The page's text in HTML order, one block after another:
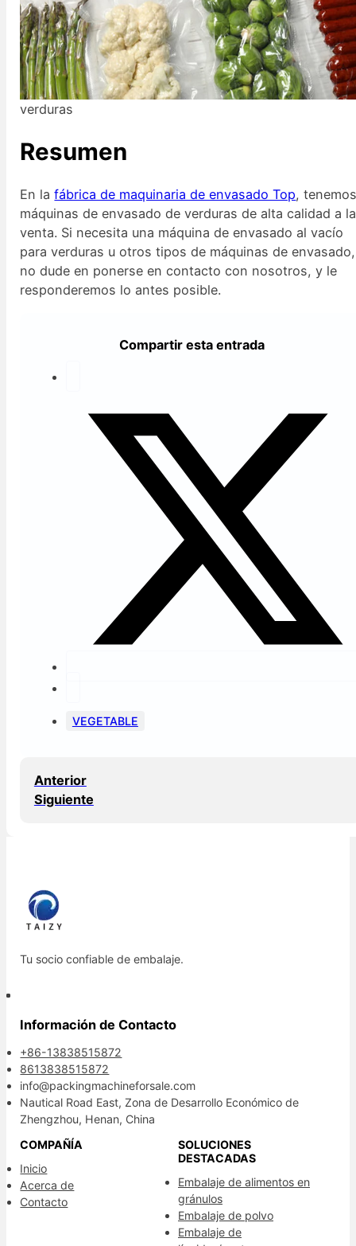
verduras
Resumen
En lafábrica de maquinaria de envasado Top,
máquinas de envasado de verduras de alta calidad a la
venta. Si necesita una máquina de envasado al vacío
para verduras u otros tipos de máquinas de envasado,
no dude en ponerse en contacto con nosotros, y le
responderemos lo antes posible.
Compartir esta entrada
VEGETABLE
Anterior
Siguiente
Tu socio confiable de embalaje.
Información de Contacto
+86-13838515872
8613838515872
info@packingmachineforsale.com
Nautical Road East, Zona de Desarrollo Económico de
Zhengzhou, Henan, China
COMPAÑÍA
Inicio
Acerca de
Contacto
SOLUCIONES
DESTACADAS
Embalaje de alimentos en
gránulos
Embalaje de polvo
Embalaje de